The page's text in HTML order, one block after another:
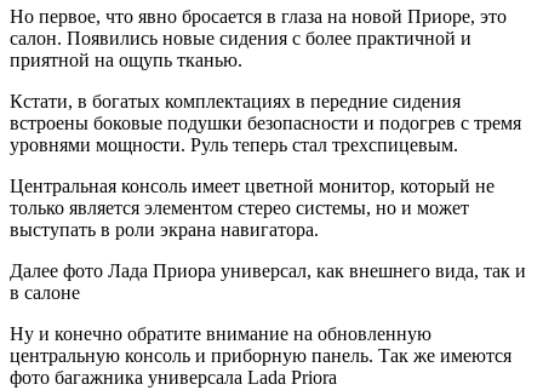
Но первое, что явно бросается в глаза на новой Приоре, это
салон. Появились новые сидения с более практичной и
приятной на ощупь тканью.
Кстати, в богатых комплектациях в передние сидения
встроены боковые подушки безопасности и подогрев с тремя
уровнями мощности. Руль теперь стал трехспицевым.
Центральная консоль имеет цветной монитор, который не
только является элементом стерео системы, но и может
выступать в роли экрана навигатора.
Далее фото Лада Приора универсал, как внешнего вида, так и
в салоне
Ну и конечно обратите внимание на обновленную
центральную консоль и приборную панель. Так же имеются
фото багажника универсала Lada Priora